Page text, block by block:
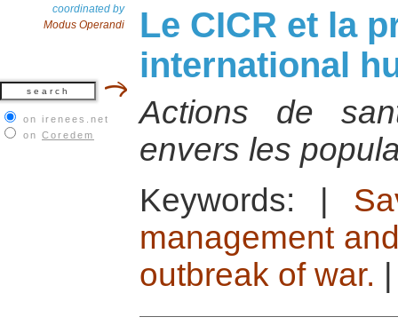
coordinated by
Modus Operandi
on irenees.net
on Coredem
Le CICR et la
international
Actions de
envers les
Keywords:
management
outbreak of war.